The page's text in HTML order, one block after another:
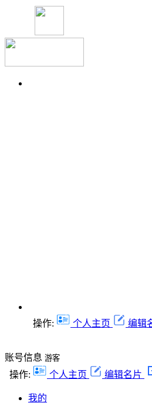
操作: 个人主页 编辑
账号信息 游客
操作: 个人主页 编辑名片
我的